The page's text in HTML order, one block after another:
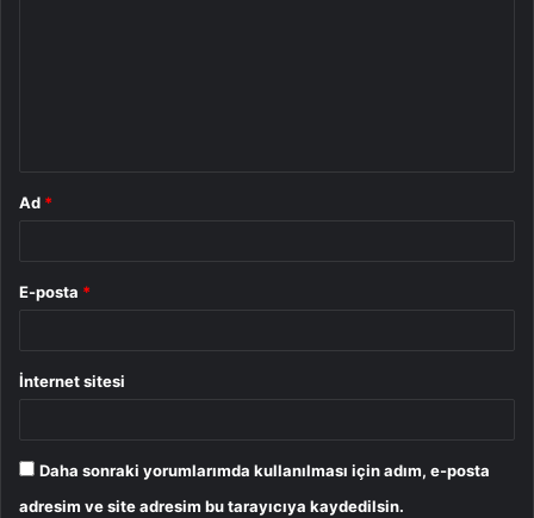
Ad *
E-posta *
İnternet sitesi
Daha sonraki yorumlarımda kullanılması için adım, e-posta
adresim ve site adresim bu tarayıcıya kaydedilsin.